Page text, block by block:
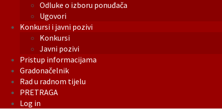
Odluke o izboru ponuđača
Ugovori
Konkursi i javni pozivi
Konkursi
Javni pozivi
Pristup informacijama
Gradonačelnik
Rad u radnom tijelu
PRETRAGA
Log in